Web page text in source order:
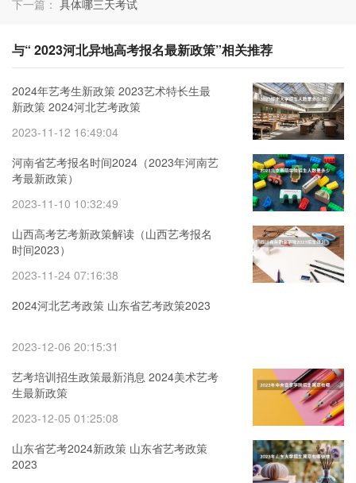
下一篇： 具体哪三天考试
与“ 2023河北异地高考报名最新政策”相关推荐
2024年艺考生新政策 2023艺术特长生最
新政策 2024河北艺考政策
2023-11-12 16:49:04
河南省艺考报名时间2024（2023年河南艺
考最新政策）
2023-11-10 10:32:49
山西高考艺考新政策解读（山西艺考报名
时间2023）
2023-11-24 07:16:38
2024河北艺考政策 山东省艺考政策2023
2023-12-06 20:15:31
艺考培训招生政策最新消息 2024美术艺考
生最新政策
2023-12-05 01:25:08
山东省艺考2024新政策 山东省艺考政策
2023